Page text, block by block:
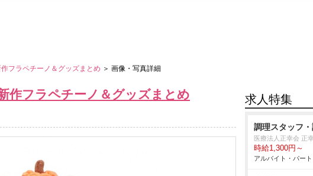
フラペチーノ＆グッズまとめ ＞ 画像・写真詳細
作フラペチーノ＆グッズまとめ 求人特集
調理スタッフ
医療法人正幸会 正
時給1,300円～
アルバイト・パー